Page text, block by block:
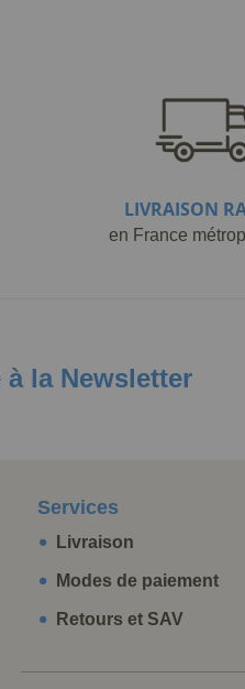
LIVRAISON
en France
la Newsletter
Services
Livraison
Modes de paiement
Retours et SAV